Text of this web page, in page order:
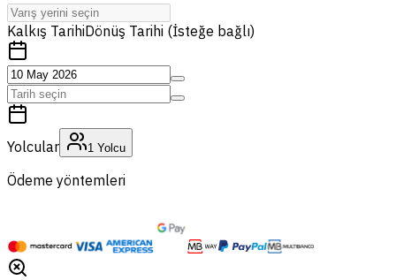
Kalkış TarihiDönüş Tarihi (İsteğe bağlı)
Yolcular 1 Yolcu
Ödeme yöntemleri